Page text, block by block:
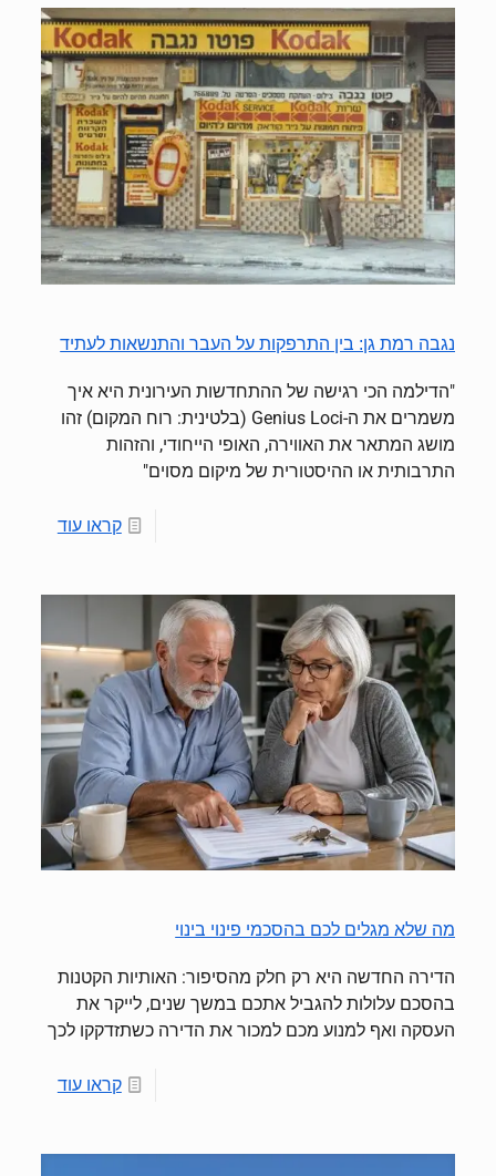
נגבה רמת גן: בין התרפקות על העבר והתנשאות לעתיד
"הדילמה הכי רגישה של ההתחדשות העירונית היא איך
משמרים את ה-Genius Loci (בלטינית: רוח המקום) זהו
מושג המתאר את האווירה, האופי הייחודי, והזהות
התרבותית או ההיסטורית של מיקום מסוים"
קראו עוד
מה שלא מגלים לכם בהסכמי פינוי בינוי
הדירה החדשה היא רק חלק מהסיפור: האותיות הקטנות
בהסכם עלולות להגביל אתכם במשך שנים, לייקר את
העסקה ואף למנוע מכם למכור את הדירה כשתזדקקו לכך
קראו עוד